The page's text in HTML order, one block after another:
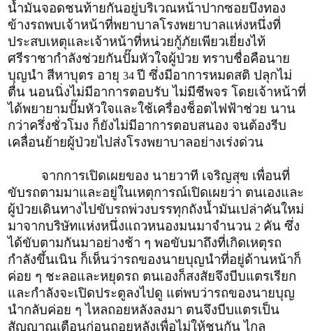
น้ำมันจอดชนท้ายกันอยู่บริเวณหน้าปากซอยบึงทอง
ข้างรถพบเจ้าหน้าที่พยาบาลโรงพยาบาลแห่งหนึ่งที่
ประสบเหตุและเจ้าหน้าที่หน่วยกู้ภัยเพียวเยี่ยงไท้
ศรีราชากำลังช่วยกันปั๊มหัวใจผู้ป่วย ทราบชื่อคือนาย
บุญนำ สีหาบุตร อายุ 34 ปี ซึ่งมีอาการหมดสติ ปลุกไม่
ตื่น นอนนิ่งไม่มีอาการตอบรับ ไม่มีชีพจร โดยเจ้าหน้าที่
ได้พยายามปั๊มหัวใจและใช้เครื่องช็อตไฟฟ้าช่วย นาน
กว่าครึ่งชั่วโมง ก็ยังไม่มีอาการตอบสนอง จนต้องรีบ
เคลื่อนย้ายผู้ป่วยไปส่งโรงพยาบาลอย่างเร่งด่วน
จากการเปิดเผยของ นายวาที เจริญสุข เพื่อนที่
ขับรถตามมาและอยู่ในเหตุการณ์เปิดเผยว่า ตนเองและ
ผู้ป่วยเดินทางไปขับรถพ่วงบรรทุกถังน้ำมันเปล่าคันใหม่
มาจากบริษัทแห่งหนึ่งแถวหนองมนมาจำนวน 2 คัน ซึ่ง
ได้ขับตามกันมาอย่างช้า ๆ พอขับมาถึงที่เกิดเหตุรถ
กำลังขึ้นเนิน ก็เห็นว่ารถของนายบุญนำที่อยู่ด้านหน้าก็
ค่อย ๆ ชะลอและหยุดรถ ตนเองก็สงสัยจึงบีบแตรเรียก
และกำลังจะเปิดประตูลงไปดู แต่พบว่ารถของนายบุญ
นำกลับค่อย ๆ ไหลถอยหลังลงมา ตนจึงบีบแตรเป็น
สัญญาณเตือนก่อนถอยหลังเพื่อไม่ให้ชนกัน ไกล